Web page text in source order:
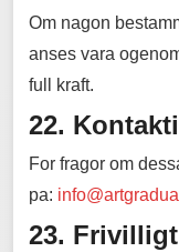
Om nagon
anses vara
full kraft.
22.
For fragor om
pa:
23.